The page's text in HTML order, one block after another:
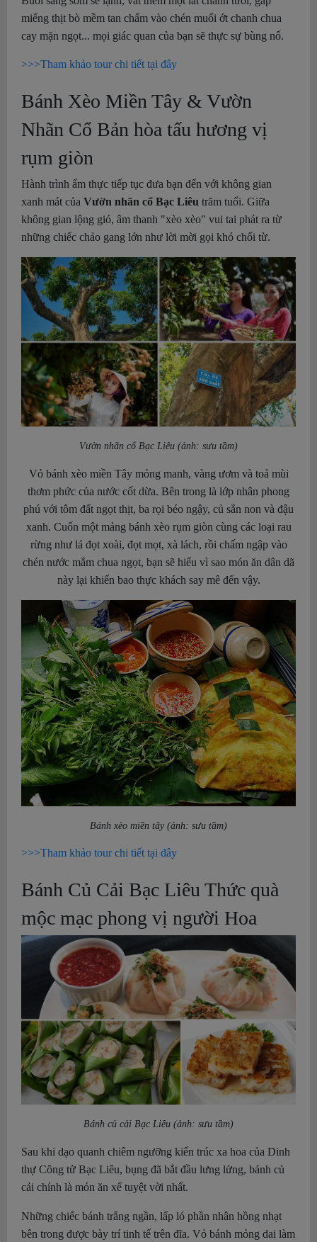
miếng thịt bò mềm tan chấm vào chén muối ớt chanh chua
cay mặn ngọt... mọi giác quan của bạn sẽ thực sự bùng nổ.
>>>Tham khảo tour chi tiết tại đây
Bánh Xèo Miền Tây & Vườn
Nhãn Cổ Bản hòa tấu hương vị
rụm giòn
Hành trình ẩm thực tiếp tục đưa bạn đến với không gian
xanh mát của Vườn nhãn cổ Bạc Liêu trăm tuổi. Giữa
không gian lộng gió, âm thanh "xèo xèo" vui tai phát ra từ
những chiếc chảo gang lớn như lời mời gọi khó chối từ.
Vườn nhãn cổ Bạc Liêu (ảnh: sưu tầm)
Vỏ bánh xèo miền Tây mỏng manh, vàng ươm và toả mùi
thơm phức của nước cốt dừa. Bên trong là lớp nhân phong
phú với tôm đất ngọt thịt, ba rọi béo ngậy, củ sắn non và đậu
xanh. Cuốn một mảng bánh xèo rụm giòn cùng các loại rau
rừng như lá đọt xoài, đọt mọt, xà lách, rồi chấm ngập vào
chén nước mắm chua ngọt, bạn sẽ hiểu vì sao món ăn dân dã
này lại khiến bao thực khách say mê đến vậy.
Bánh xèo miền tây (ảnh: sưu tầm)
>>>Tham khảo tour chi tiết tại đây
Bánh Củ Cải Bạc Liêu Thức quà
mộc mạc phong vị người Hoa
Bánh củ cải Bạc Liêu (ảnh: sưu tầm)
Sau khi dạo quanh chiêm ngưỡng kiến trúc xa hoa của Dinh
thự Công tử Bạc Liêu, bụng đã bắt đầu lưng lửng, bánh củ
cải chính là món ăn xế tuyệt vời nhất.
Những chiếc bánh trắng ngần, lấp ló phần nhân hồng nhạt
bên trong được bày trí tinh tế trên đĩa. Vỏ bánh mỏng dai làm